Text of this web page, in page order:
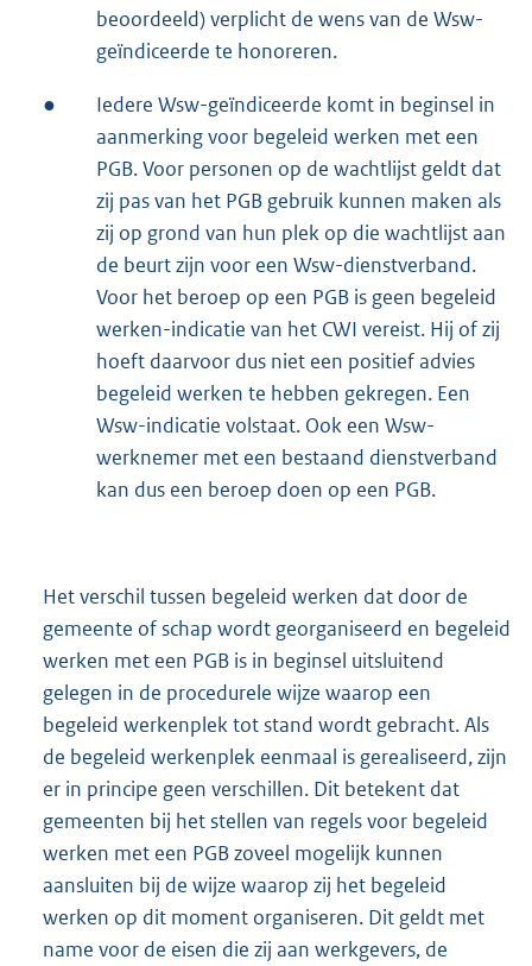
beoordeeld) verplicht de wens van de Wsw-
geïndiceerde te honoreren.
●
Iedere Wsw-geïndiceerde komt in beginsel in
aanmerking voor begeleid werken met een
PGB. Voor personen op de wachtlijst geldt dat
zij pas van het PGB gebruik kunnen maken als
zij op grond van hun plek op die wachtlijst aan
de beurt zijn voor een Wsw-dienstverband.
Voor het beroep op een PGB is geen begeleid
werken-indicatie van het CWI vereist. Hij of zij
hoeft daarvoor dus niet een positief advies
begeleid werken te hebben gekregen. Een
Wsw-indicatie volstaat. Ook een Wsw-
werknemer met een bestaand dienstverband
kan dus een beroep doen op een PGB.
Het verschil tussen begeleid werken dat door de
gemeente of schap wordt georganiseerd en begeleid
werken met een PGB is in beginsel uitsluitend
gelegen in de procedurele wijze waarop een
begeleid werkenplek tot stand wordt gebracht. Als
de begeleid werkenplek eenmaal is gerealiseerd, zijn
er in principe geen verschillen. Dit betekent dat
gemeenten bij het stellen van regels voor begeleid
werken met een PGB zoveel mogelijk kunnen
aansluiten bij de wijze waarop zij het begeleid
werken op dit moment organiseren. Dit geldt met
name voor de eisen die zij aan werkgevers, de